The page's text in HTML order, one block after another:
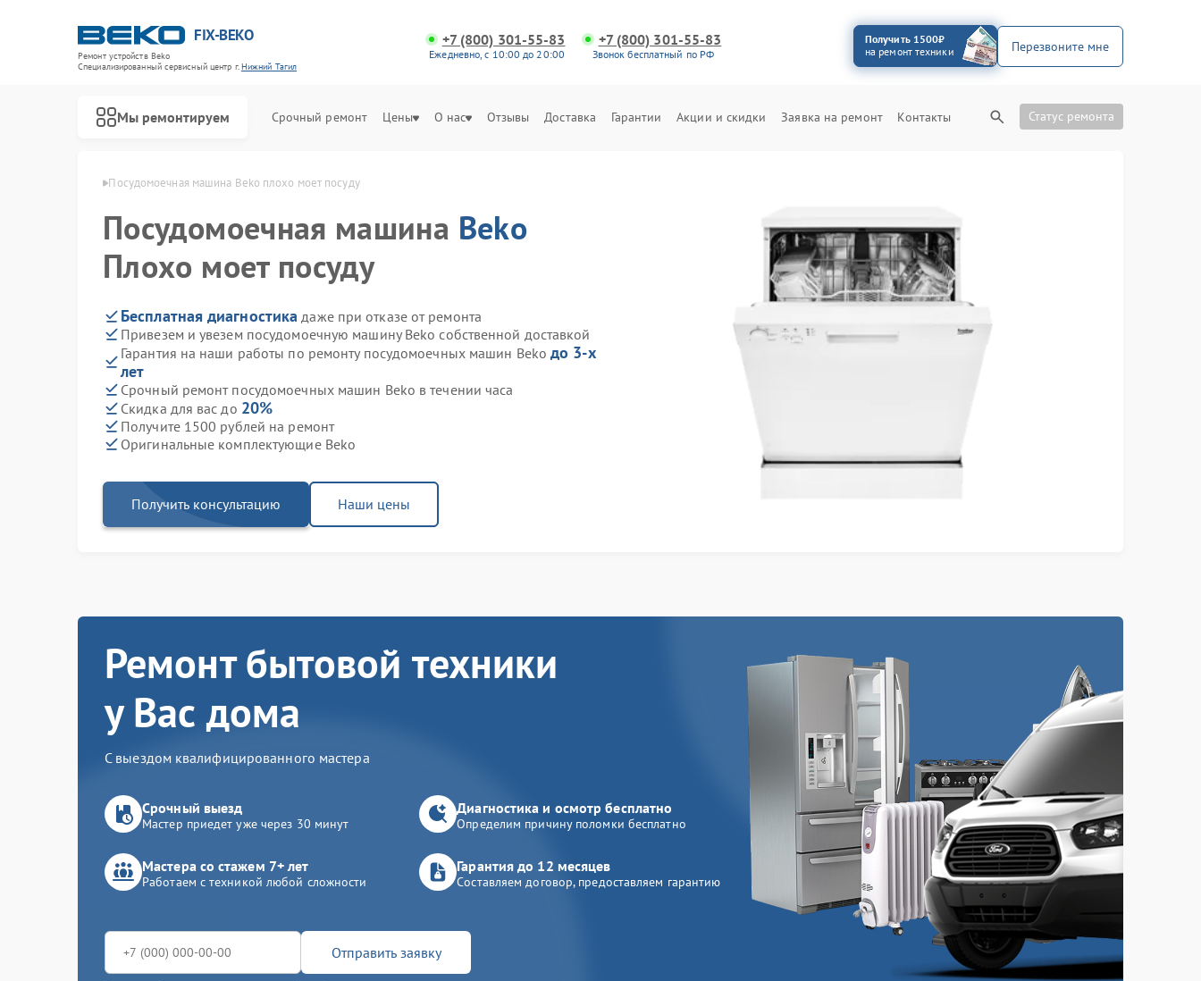
FIX-BEKO
Ремонт устройств Beko
Специализированный cервисный центр г.Нижний Тагил
+7 (800) 301-55-83
Ежедневно, с 10:00 до 20:00
+7 (800) 301-55-83
Звонок бесплатный по РФ
Получить 1500₽
на ремонт техники
Перезвоните мне
Мы ремонтируем Срочный ремонт Цены О нас Отзывы Доставка Гарантии Акции и скидки Заявка на ремонт Контакты Статус ремонта
в Нижнем Тагиле Посудомоечная машина Beko плохо моет посуду
Посудомоечная машина Beko
Плохо моет посуду
Бесплатная диагностика даже при отказе от ремонта
Привезем и увезем посудомоечную машину Beko собственной доставкой
Гарантия на наши работы по ремонту посудомоечных машин Beko до 3-х
лет
Срочный ремонт посудомоечных машин Beko в течении часа
Скидка для вас до 20%
Получите 1500 рублей на ремонт
Оригинальные комплектующие Beko
Получить консультацию Наши цены
Ремонт бытовой техники
у Вас дома
С выездом квалифицированного мастера
Срочный выезд
Мастер приедет уже через 30 минут
Диагностика и осмотр бесплатно
Определим причину поломки бесплатно
Мастера со стажем 7+ лет
Работаем с техникой любой сложности
Гарантия до 12 месяцев
Составляем договор, предоставляем гарантию
Отправить заявку